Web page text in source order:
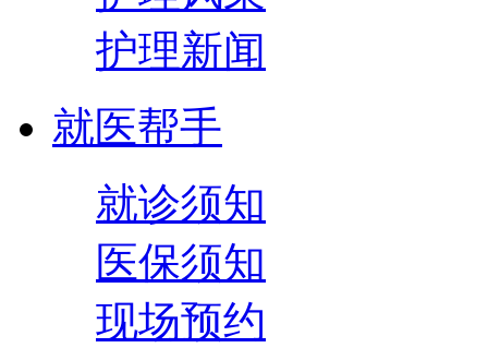
护理新闻
就医帮手
就诊须知
医保须知
现场预约